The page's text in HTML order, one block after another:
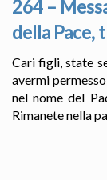
264 –
della Pace,
Cari figli, state
avermi
nel nome del
Rimanete nella